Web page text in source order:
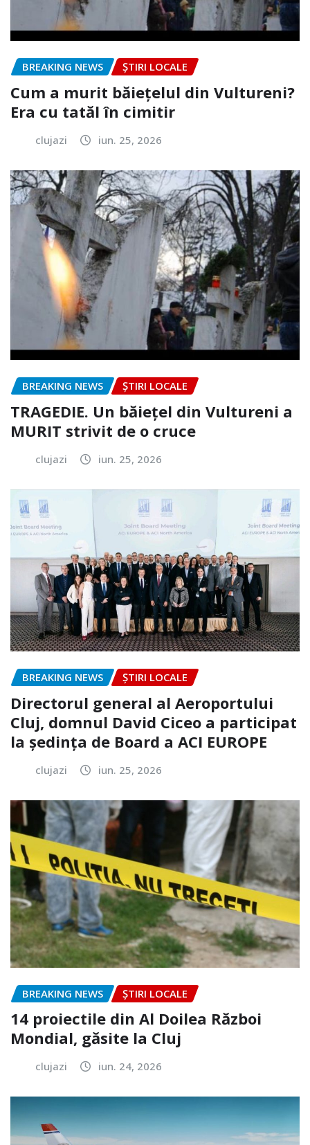
BREAKING NEWS ȘTIRI LOCALE
Cum a murit băiețelul din Vultureni?
Era cu tatăl în cimitir
clujazi iun. 25, 2026
BREAKING NEWS ȘTIRI LOCALE
TRAGEDIE. Un băiețel din Vultureni a
MURIT strivit de o cruce
clujazi iun. 25, 2026
BREAKING NEWS ȘTIRI LOCALE
Directorul general al Aeroportului
Cluj, domnul David Ciceo a participat
la ședința de Board a ACI EUROPE
clujazi iun. 25, 2026
BREAKING NEWS ȘTIRI LOCALE
14 proiectile din Al Doilea Război
Mondial, găsite la Cluj
clujazi iun. 24, 2026